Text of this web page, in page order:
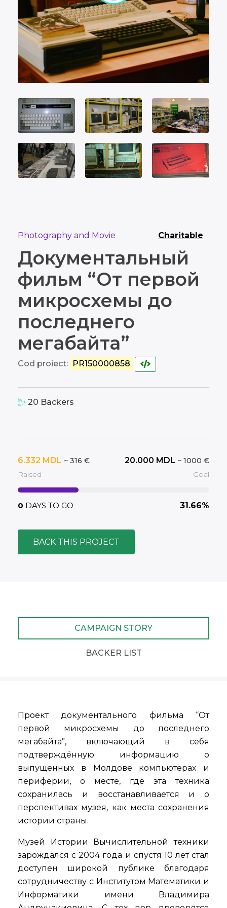
Charitable
Photography and Movie
Документальный
фильм “От первой
микросхемы до
последнего
мегабайта”
Cod proiect: PR150000858
20 Backers
6.332 MDL ~ 316 €
Raised
20.000 MDL ~ 1000 €
Goal
0 DAYS TO GO 31.66%
BACK THIS PROJECT
CAMPAIGN STORY
BACKER LIST
Проект документального фильма “От
первой микросхемы до последнего
мегабайта”, включающий в себя
подтверждённую информацию о
выпущенных в Молдове компьютерах и
периферии, о месте, где эта техника
сохранилась и восстанавливается и о
перспективах музея, как места сохранения
истории страны.
Музей Истории Вычислительной техники
зарождался с 2004 года и спустя 10 лет стал
доступен широкой публике благодаря
сотрудничеству с Институтом Математики и
Информатики имени Владимира